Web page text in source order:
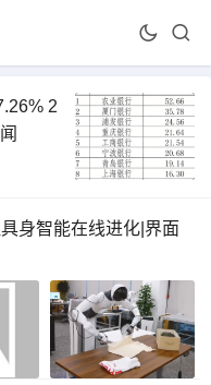
2
身智能在线进化|界面